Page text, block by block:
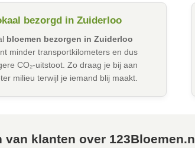
bezorgd in Zuiderloo
bloemen bezorgen in Zuiderloo
minder transportkilometers en dus
CO₂-uitstoot. Zo draag je bij aan
milieu terwijl je iemand blij maakt.
van klanten over